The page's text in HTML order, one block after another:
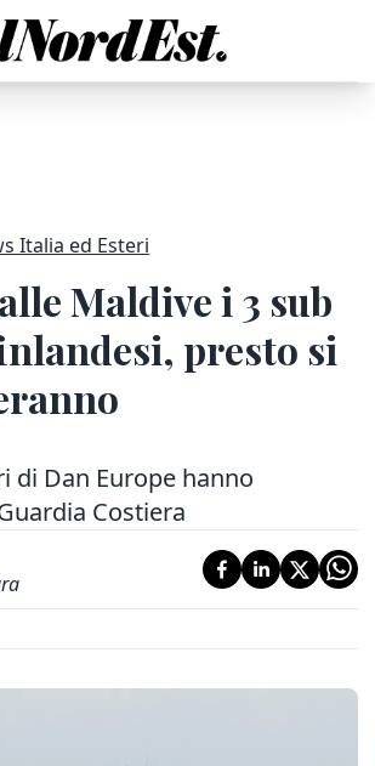
Italia ed Esteri
Maldive i 3 sub
presto si
di Dan Europe hanno
Costiera